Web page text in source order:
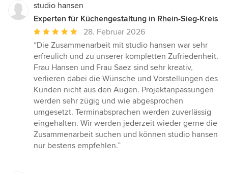
studio hansen
Experten für Küchengestaltung in Rhein-Sieg-Kreis
Durchschnittliche
Bewertung:
5
von
5
Sternen
28. Februar 2026
“Die Zusammenarbeit mit studio hansen war sehr
erfreulich und zu unserer kompletten Zufriedenheit.
Frau Hansen und Frau Saez sind sehr kreativ,
verlieren dabei die Wünsche und Vorstellungen des
Kunden nicht aus den Augen. Projektanpassungen
werden sehr zügig und wie abgesprochen
umgesetzt. Terminabsprachen werden zuverlässig
eingehalten. Wir werden jederzeit wieder gerne die
Zusammenarbeit suchen und können studio hansen
nur bestens empfehlen.”